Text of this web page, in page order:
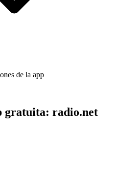
de la app
gratuita: radio.net